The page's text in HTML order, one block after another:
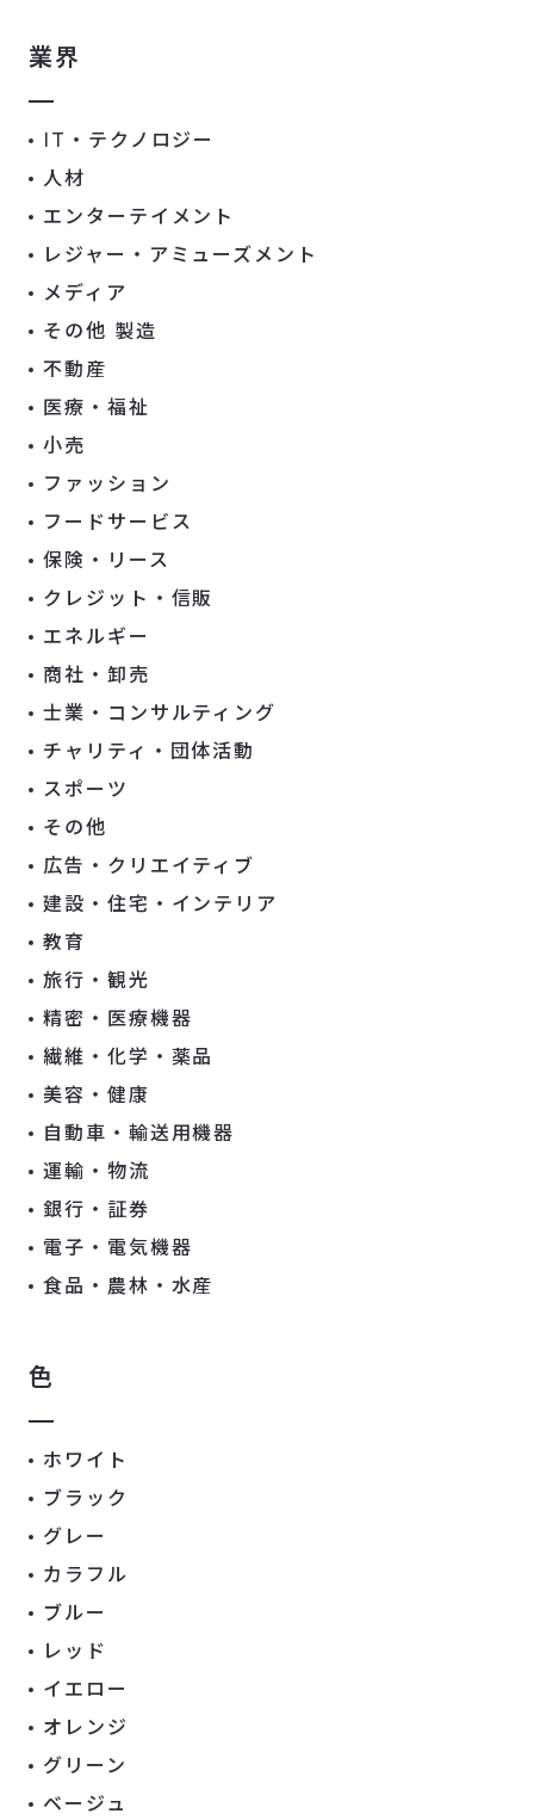
業界
IT・テクノロジー
人材
エンターテイメント
レジャー・アミューズメント
メディア
その他 製造
不動産
医療・福祉
小売
ファッション
フードサービス
保険・リース
クレジット・信販
エネルギー
商社・卸売
士業・コンサルティング
チャリティ・団体活動
スポーツ
その他
広告・クリエイティブ
建設・住宅・インテリア
教育
旅行・観光
精密・医療機器
繊維・化学・薬品
美容・健康
自動車・輸送用機器
運輸・物流
銀行・証券
電子・電気機器
食品・農林・水産
色
ホワイト
ブラック
グレー
カラフル
ブルー
レッド
イエロー
オレンジ
グリーン
ベージュ